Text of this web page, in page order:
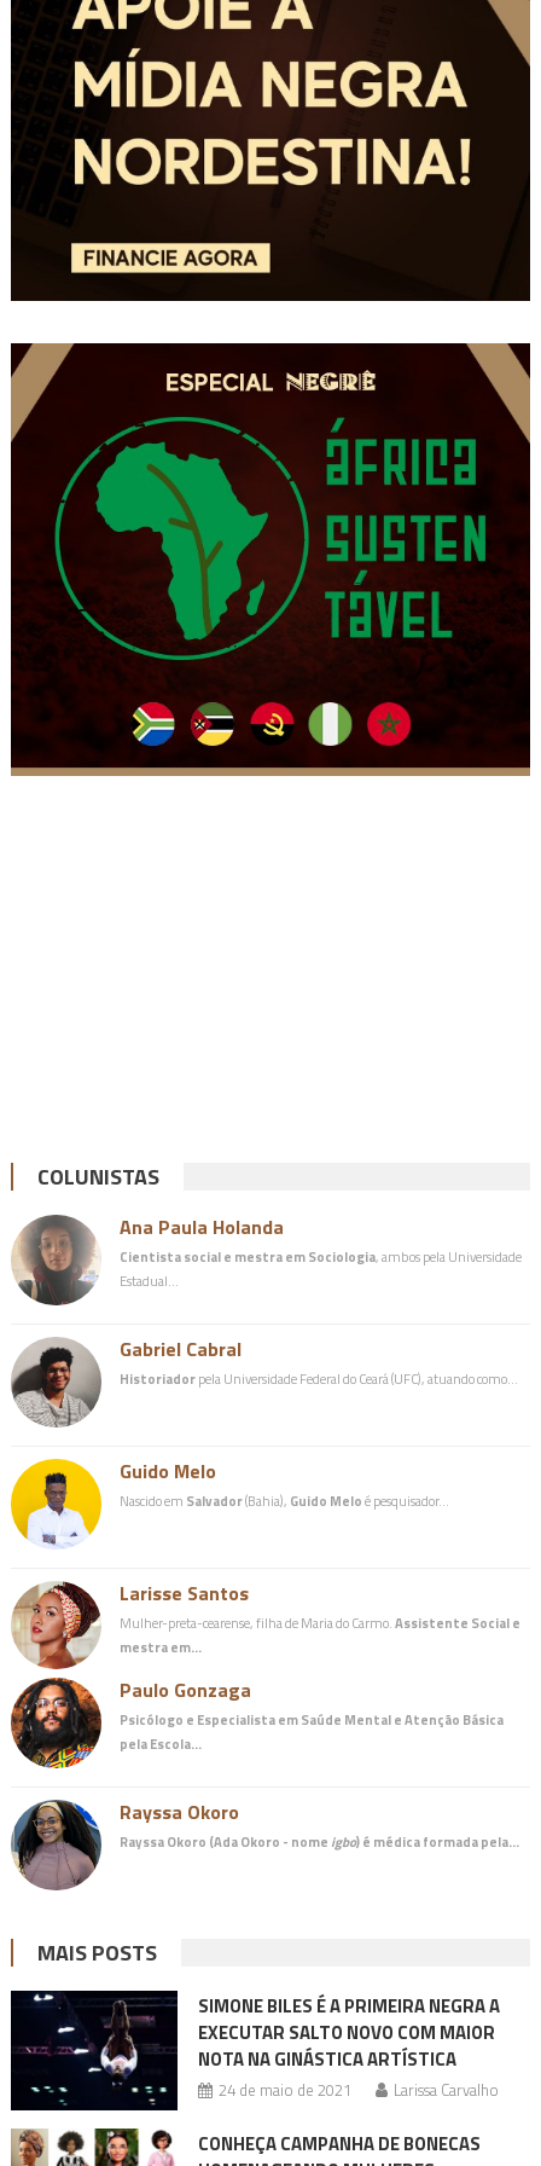
COLUNISTAS
Ana Paula Holanda
Cientista social e mestra em Sociologia, ambos pela Universidade
Estadual…
Gabriel Cabral
Historiadorpela Universidade Federal do Ceará (UFC), atuando como…
Guido Melo
Nascido em Salvador(Bahia), Guido Meloé pesquisador…
Larisse Santos
Mulher-preta-cearense, filha de Maria do Carmo.Assistente Social e
mestra em…
Paulo Gonzaga
Psicólogo e Especialista em Saúde Mental e Atenção Básica
pela Escola…
Rayssa Okoro
Rayssa Okoro (Ada Okoro - nome igbo) é médicaformada pela…
MAIS POSTS
SIMONE BILES É A PRIMEIRA NEGRA A
EXECUTAR SALTO NOVO COM MAIOR
NOTA NA GINÁSTICA ARTÍSTICA
24 de maio de 2021 Larissa Carvalho
CONHEÇA CAMPANHA DE BONECAS